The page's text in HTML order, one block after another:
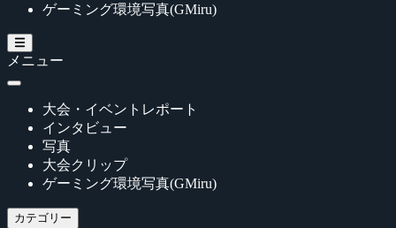
ゲーミング環境写真(GMiru)
メニュー
大会・イベントレポート
インタビュー
写真
大会クリップ
ゲーミング環境写真(GMiru)
カテゴリー